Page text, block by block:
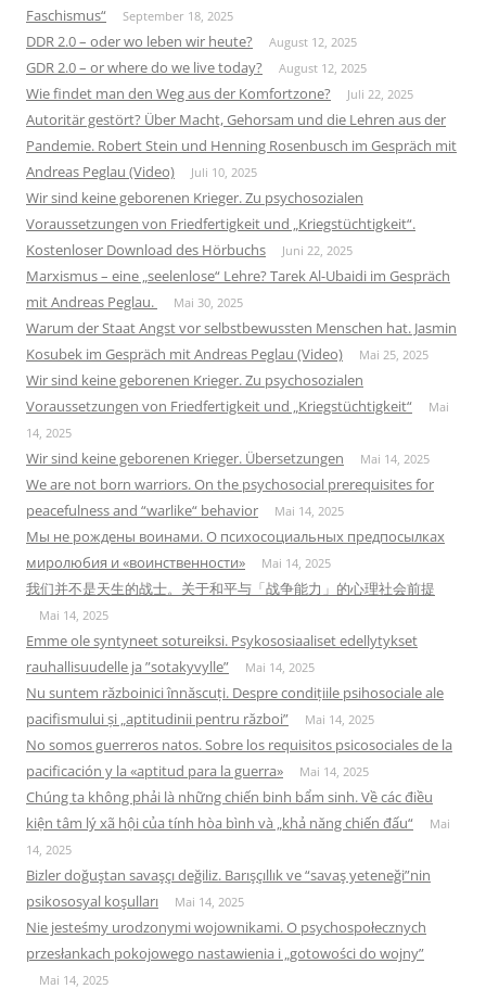
Faschismus“
September 18, 2025
DDR 2.0 – oder wo leben wir heute? August 12, 2025
GDR 2.0 – or where do we live today? August 12, 2025
Wie findet man den Weg aus der Komfortzone? Juli 22, 2025
Autoritär gestört? Über Macht, Gehorsam und die Lehren aus der
Pandemie. Robert Stein und Henning Rosenbusch im Gespräch mit
Andreas Peglau (Video)
Juli 10, 2025
Wir sind keine geborenen Krieger. Zu psychosozialen
Voraussetzungen von Friedfertigkeit und „Kriegstüchtigkeit“.
Kostenloser Download des Hörbuchs
Juni 22, 2025
Marxismus – eine „seelenlose“ Lehre? Tarek Al-Ubaidi im Gespräch
mit Andreas Peglau.
Mai 30, 2025
Warum der Staat Angst vor selbstbewussten Menschen hat. Jasmin
Kosubek im Gespräch mit Andreas Peglau (Video)
Mai 25, 2025
Wir sind keine geborenen Krieger. Zu psychosozialen
Voraussetzungen von Friedfertigkeit und „Kriegstüchtigkeit“
Mai
14, 2025
Wir sind keine geborenen Krieger. Übersetzungen Mai 14, 2025
We are not born warriors. On the psychosocial prerequisites for
peacefulness and “warlike“ behavior
Mai 14, 2025
Мы не рождены воинами. О психосоциальных предпосылках
миролюбия и «воинственности»
Mai 14, 2025
我们并不是天生的战士。关于和平与「战争能力」的心理社会前提
Mai 14, 2025
Emme ole syntyneet sotureiksi. Psykososiaaliset edellytykset
rauhallisuudelle ja ”sotakyvylle”
Mai 14, 2025
Nu suntem războinici înnăscuți. Despre condițiile psihosociale ale
pacifismului și „aptitudinii pentru război”
Mai 14, 2025
No somos guerreros natos. Sobre los requisitos psicosociales de la
pacificación y la «aptitud para la guerra»
Mai 14, 2025
Chúng ta không phải là những chiến binh bẩm sinh. Về các điều
kiện tâm lý xã hội của tính hòa bình và „khả năng chiến đấu“
Mai
14, 2025
Bizler doğuştan savaşçı değiliz. Barışçıllık ve “savaş yeteneği”nin
psikososyal koşulları
Mai 14, 2025
Nie jesteśmy urodzonymi wojownikami. O psychospołecznych
przesłankach pokojowego nastawienia i „gotowości do wojny”
Mai 14, 2025